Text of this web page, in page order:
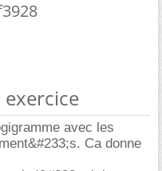
avec les
Ca donne